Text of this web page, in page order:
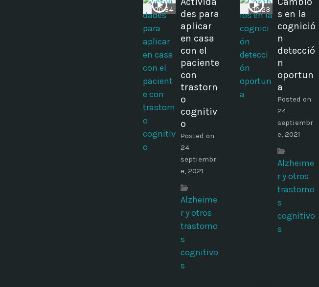
00:34
des para
aplicar
en casa
con el
paciente
con
trastorn
o
cognitiv
o
Posted on
24
septiembr
e, 2021
Alzheime
r y otros
trastorno
s
cognitivo
s
00:23
s en la
cognició
n
detecció
n
oportun
a
Posted on
24
septiembr
e, 2021
Alzheime
r y otros
trastorno
s
cognitivo
s